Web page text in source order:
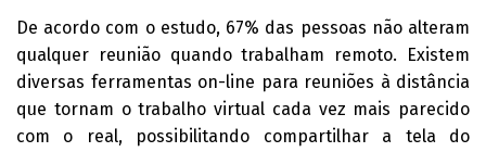
De acordo com o estudo, 67% das pessoas não alteram
qualquer reunião quando trabalham remoto. Existem
diversas ferramentas on-line para reuniões à distância
que tornam o trabalho virtual cada vez mais parecido
com o real, possibilitando compartilhar a tela do